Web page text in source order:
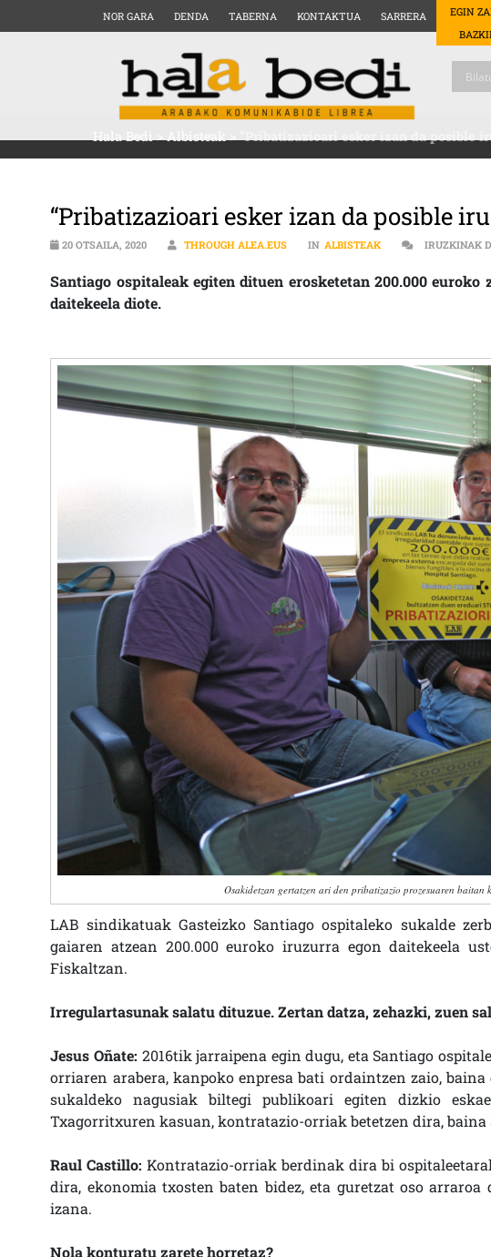
NOR GARA DENDA TABERNA KONTAKTUA SARRERA
EGIN
Hala Bedi>Albisteak>“Pribatizazioari esker izan da posible
“Pribatizazioari esker izan da posible
20 OTSAILA, 2020 THROUGH ALEA.EUS IN ALBISTEAK IRUZKINAK
Santiago ospitaleak egiten dituen erosketetan 200.000
daitekeela diote.
Osakidetzan gertatzen ari den pribatizazio prozesuaren
LAB sindikatuak Gasteizko Santiago ospitaleko sukalde
gaiaren atzean 200.000 euroko iruzurra egon daitekeela
Fiskaltzan.
Irregulartasunak salatu dituzue. Zertan datza, zehazki, zuen
Jesus Oñate: 2016tik jarraipena egin dugu, eta Santiago
orriaren arabera, kanpoko enpresa bati ordaintzen zaio,
sukaldeko nagusiak biltegi publikoari egiten dizkio
Txagorritxuren kasuan, kontratazio-orriak betetzen dira, baina
Raul Castillo: Kontratazio-orriak berdinak dira bi
dira, ekonomia txosten baten bidez, eta guretzat oso
izana.
Nola konturatu zarete horretaz?